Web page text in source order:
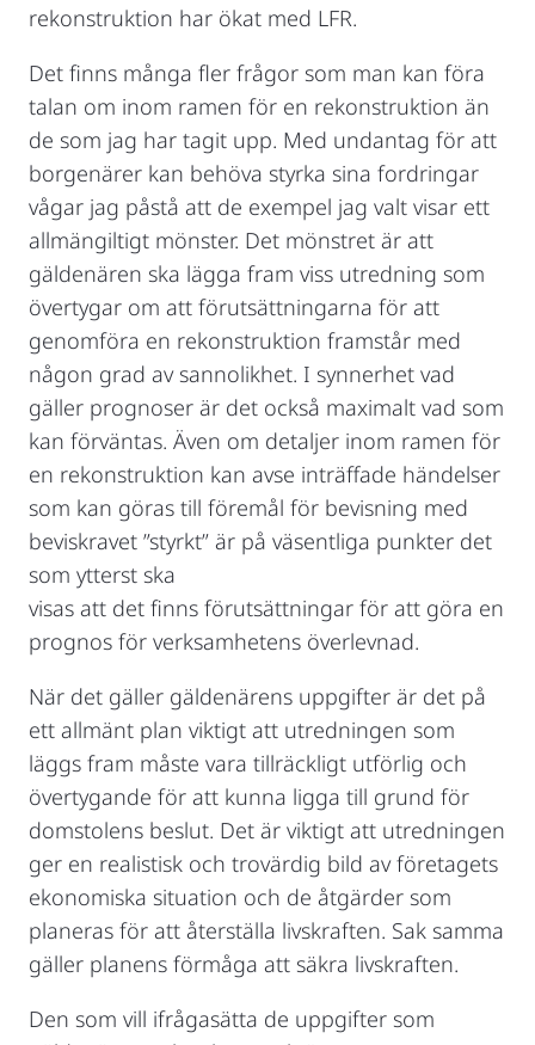
rekonstruktion har ökat med LFR.
Det finns många fler frågor som man kan föra
talan om inom ramen för en rekonstruktion än
de som jag har tagit upp. Med undantag för att
borgenärer kan behöva styrka sina fordringar
vågar jag påstå att de exempel jag valt visar ett
allmängiltigt mönster. Det mönstret är att
gäldenären ska lägga fram viss utredning som
övertygar om att förutsättningarna för att
genomföra en rekonstruktion framstår med
någon grad av sannolikhet. I synnerhet vad
gäller prognoser är det också maximalt vad som
kan förväntas. Även om detaljer inom ramen för
en rekonstruktion kan avse inträffade händelser
som kan göras till föremål för bevisning med
beviskravet ”styrkt” är på väsentliga punkter det
som ytterst ska
visas att det finns förutsättningar för att göra en
prognos för verksamhetens överlevnad.
När det gäller gäldenärens uppgifter är det på
ett allmänt plan viktigt att utredningen som
läggs fram måste vara tillräckligt utförlig och
övertygande för att kunna ligga till grund för
domstolens beslut. Det är viktigt att utredningen
ger en realistisk och trovärdig bild av företagets
ekonomiska situation och de åtgärder som
planeras för att återställa livskraften. Sak samma
gäller planens förmåga att säkra livskraften.
Den som vill ifrågasätta de uppgifter som